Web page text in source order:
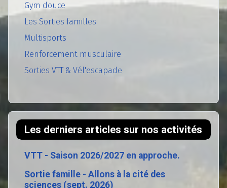
Gym douce
Les Sorties familles
Multisports
Renforcement musculaire
Sorties VTT & Vél'escapade
Les derniers articles sur nos activités
VTT - Saison 2026/2027 en approche.
Sortie famille - Allons à la cité des
sciences (sept. 2026)